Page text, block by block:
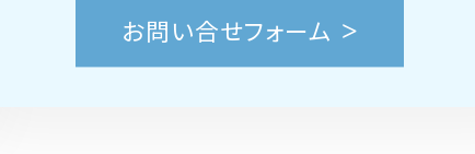
お問い合せフォーム